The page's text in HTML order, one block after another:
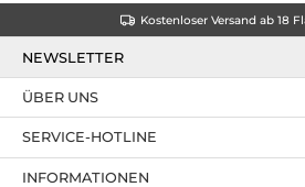
Kostenloser Versand ab 18
NEWSLETTER
SERVICE-HOTLINE
ÜBER UNS
INFORMATIONEN